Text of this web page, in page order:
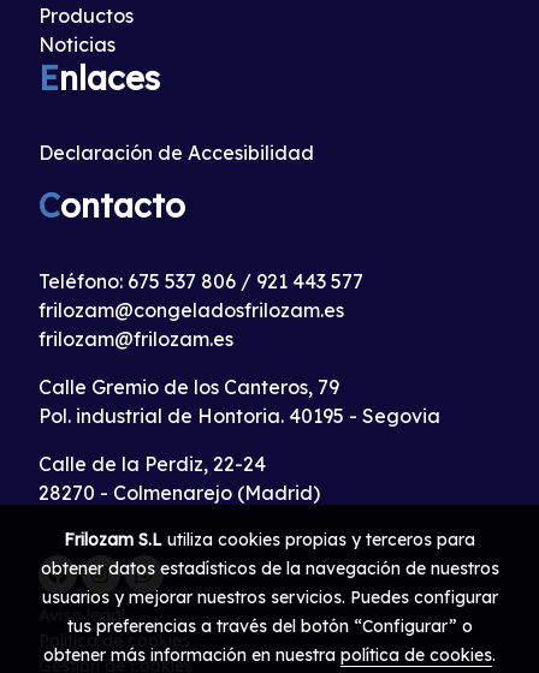
Productos
Noticias
Enlaces
Declaración de Accesibilidad
Contacto
Teléfono: 675 537 806 / 921 443 577
frilozam@congeladosfrilozam.es
frilozam@frilozam.es
Calle Gremio de los Canteros, 79
Pol. industrial de Hontoria. 40195 - Segovia
Calle de la Perdiz, 22-24
28270 - Colmenarejo (Madrid)
Aviso legal
Política de cookies
Gestión de cookies
Frilozam S.L utiliza cookies propias y terceros para
obtener datos estadísticos de la navegación de nuestros
usuarios y mejorar nuestros servicios. Puedes configurar
tus preferencias a través del botón “Configurar” o
obtener más información en nuestra política de cookies.